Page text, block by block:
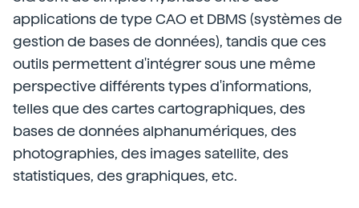
applications de type CAO et DBMS (systèmes de
gestion de bases de données), tandis que ces
outils permettent d'intégrer sous une même
perspective différents types d'informations,
telles que des cartes cartographiques, des
bases de données alphanumériques, des
photographies, des images satellite, des
statistiques, des graphiques, etc.